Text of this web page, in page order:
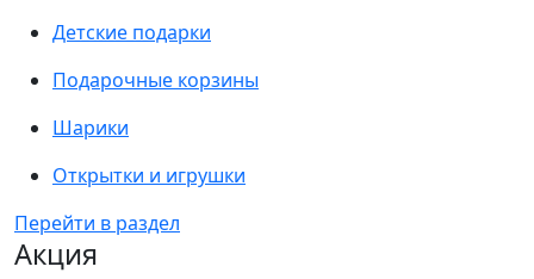
Детские подарки
Подарочные корзины
Шарики
Открытки и игрушки
Перейти в раздел
Акция